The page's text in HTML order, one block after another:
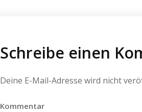
Schreibe einen
Deine E-Mail-Adresse wird nicht
Kommentar